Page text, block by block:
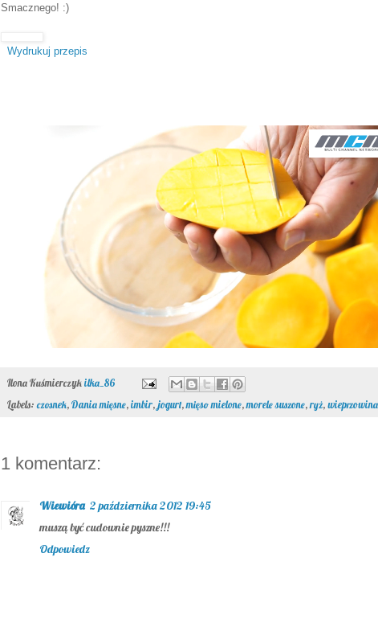
Smacznego! :)
Wydrukuj przepis
Ilona Kuśmierczykilka_86
Labels:czosnek,Dania mięsne,imbir,jogurt,mięso mielone,morele suszone,ryż,wieprzowina
1 komentarz:
Wiewióra 2 października 2012 19:45
muszą być cudownie pyszne!!!
Odpowiedz